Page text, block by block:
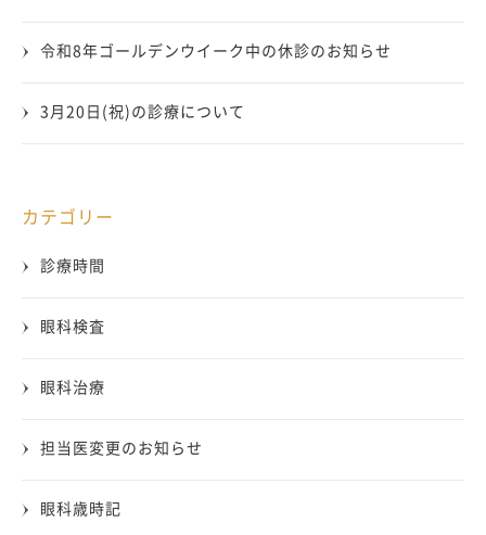
令和8年ゴールデンウイーク中の休診のお知らせ
3月20日(祝)の診療について
カテゴリー
診療時間
眼科検査
眼科治療
担当医変更のお知らせ
眼科歳時記